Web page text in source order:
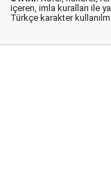
içeren, imla kuralları ile
Türkçe karakter